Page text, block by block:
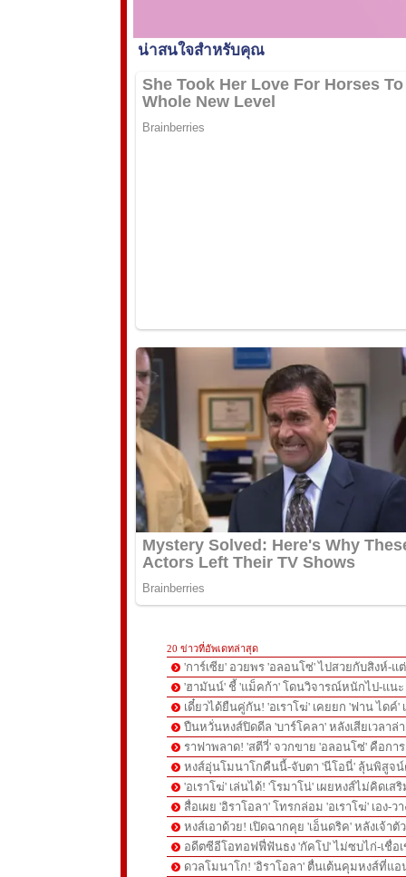
20 ข่าวที่อัพเดทล่าสุด
'การ์เซีย' อวยพร 'อลอนโซ่' ไปสวยกับสิงห์-แ
'ฮามันน์' ชี้ 'แม็คก้า' โดนวิจารณ์หนักไป-แนะ
เดี๋ยวได้ยืนคู่กัน! 'อเราโฆ่' เคยยก 'ฟาน ไดค์'
ปืนหวั่นหงส์ปิดดีล 'บาร์โคลา' หลังเสียเวลาล่
ราฟาพลาด! 'สตีวี่' จวกขาย 'อลอนโซ่' คือกา
หงส์อุ่นโมนาโกคืนนี้-จับตา 'นีโอนี่' ลุ้นพิสูจน์
'อเราโฆ่' เล่นได้! 'โรมาโน่' เผยหงส์ไม่คิดเส
สื่อเผย 'อิราโอลา' โทรกล่อม 'อเราโฆ่' เอง-ว
หงส์เอาด้วย! เปิดฉากคุย 'เอ็นดริค' หลังเจ้า
อดีตซีอีโอทอฟฟี่ฟันธง 'กัคโป' ไม่ซบไก่-เชื่อเ
ดวลโมนาโก! 'อิราโอลา' ตื่นเต้นคุมหงส์ที่แ